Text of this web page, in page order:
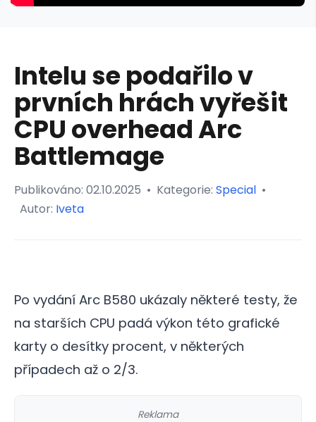
Intelu se podařilo v
prvních hrách vyřešit
CPU overhead Arc
Battlemage
Publikováno: 02.10.2025 • Kategorie: Special •
Autor: Iveta
Po vydání Arc B580 ukázaly některé testy, že
na starších CPU padá výkon této grafické
karty o desítky procent, v některých
případech až o 2/3.
Reklama